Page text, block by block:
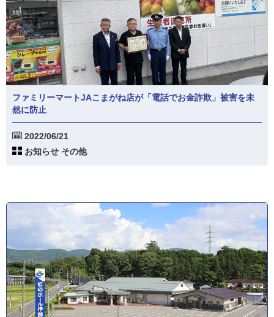
ファミリーマートJAこまがね店が「電話でお金詐欺」被害を未
然に防止
2022/06/21
お知らせ その他